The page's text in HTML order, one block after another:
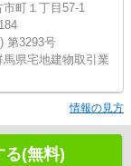
町１丁目57-1
第3293号
県宅地建物取引業
情報の見方
る(無料)